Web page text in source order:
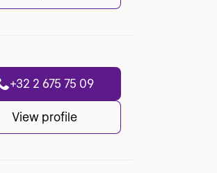
+32 2 675 75 09
View profile